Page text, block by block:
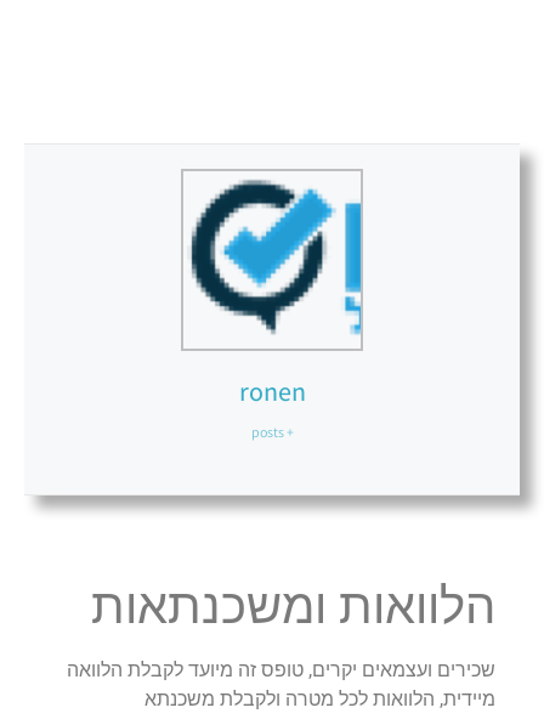
ronen
+ posts
הלוואות ומשכנתאות
שכירים ועצמאים יקרים, טופס זה מיועד לקבלת הלוואה
מיידית, הלוואות לכל מטרה ולקבלת משכנתא